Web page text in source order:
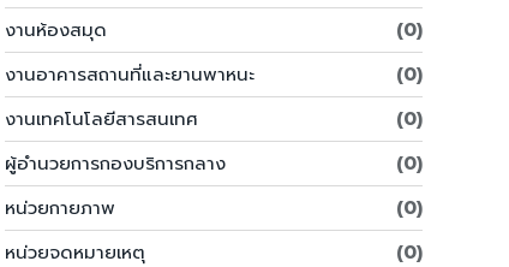
งานห้องสมุด
(0)
งานอาคารสถานที่และยานพาหนะ
(0)
งานเทคโนโลยีสารสนเทศ
(0)
ผู้อำนวยการกองบริการกลาง
(0)
หน่วยกายภาพ
(0)
หน่วยจดหมายเหตุ
(0)